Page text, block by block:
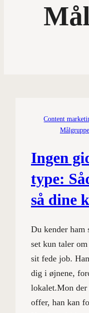
Content
Målgruppe
Ingen
type:
så dine
Du kender ham
set kun taler
sit fede job.
dig i øjnene,
lokalet.Mon der
offer, han kan